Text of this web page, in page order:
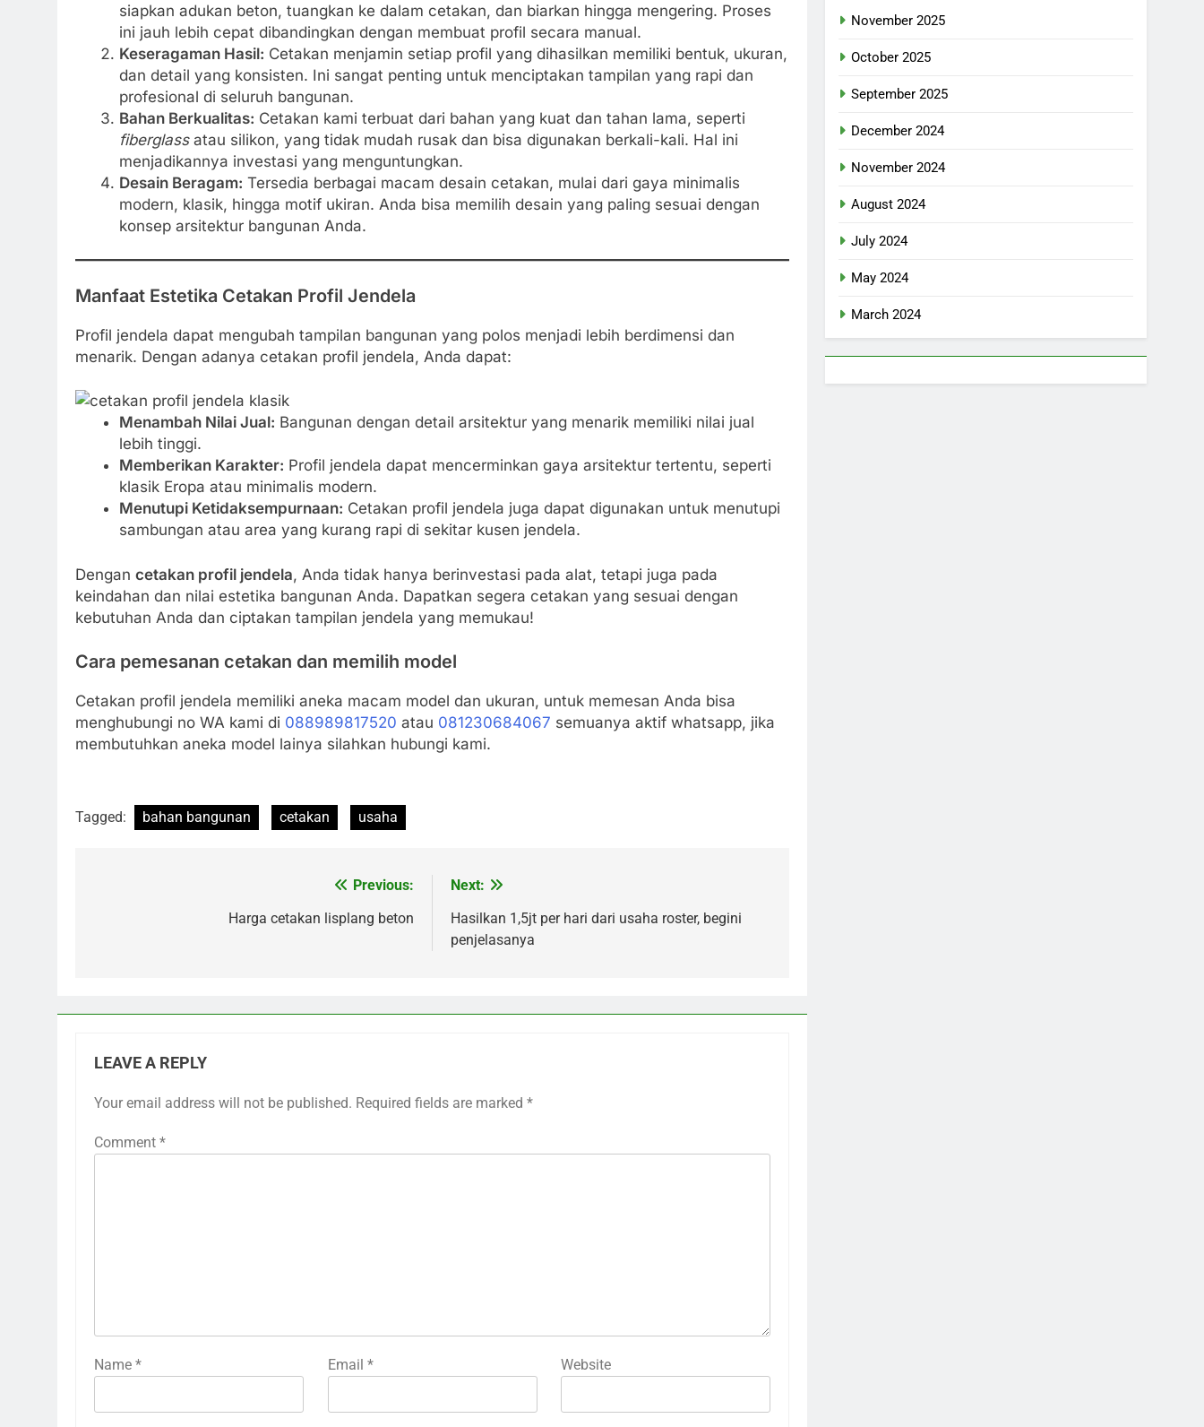
siapkan adukan beton, tuangkan ke dalam cetakan, dan biarkan hingga mengering. Proses
ini jauh lebih cepat dibandingkan dengan membuat profil secara manual.
Keseragaman Hasil: Cetakan menjamin setiap profil yang dihasilkan memiliki bentuk, ukuran,
dan detail yang konsisten. Ini sangat penting untuk menciptakan tampilan yang rapi dan
profesional di seluruh bangunan.
Bahan Berkualitas: Cetakan kami terbuat dari bahan yang kuat dan tahan lama, seperti
fiberglassatau silikon, yang tidak mudah rusak dan bisa digunakan berkali-kali. Hal ini
menjadikannya investasi yang menguntungkan.
Desain Beragam: Tersedia berbagai macam desain cetakan, mulai dari gaya minimalis
modern, klasik, hingga motif ukiran. Anda bisa memilih desain yang paling sesuai dengan
konsep arsitektur bangunan Anda.
Manfaat Estetika Cetakan Profil Jendela
Profil jendela dapat mengubah tampilan bangunan yang polos menjadi lebih berdimensi dan
menarik. Dengan adanya cetakan profil jendela, Anda dapat:
Menambah Nilai Jual: Bangunan dengan detail arsitektur yang menarik memiliki nilai jual
lebih tinggi.
Memberikan Karakter: Profil jendela dapat mencerminkan gaya arsitektur tertentu, seperti
klasik Eropa atau minimalis modern.
Menutupi Ketidaksempurnaan: Cetakan profil jendela juga dapat digunakan untuk menutupi
sambungan atau area yang kurang rapi di sekitar kusen jendela.
Dengan cetakan profil jendela, Anda tidak hanya berinvestasi pada alat, tetapi juga pada
keindahan dan nilai estetika bangunan Anda. Dapatkan segera cetakan yang sesuai dengan
kebutuhan Anda dan ciptakan tampilan jendela yang memukau!
Cara pemesanan cetakan dan memilih model
Cetakan profil jendela memiliki aneka macam model dan ukuran, untuk memesan Anda bisa
menghubungi no WA kami di 088989817520 atau 081230684067 semuanya aktif whatsapp, jika
membutuhkan aneka model lainya silahkan hubungi kami.
Tagged: bahan bangunan cetakan usaha
Previous:
Harga cetakan lisplang beton
Next:
Hasilkan 1,5jt per hari dari usaha roster, begini
penjelasanya
LEAVE A REPLY
Your email address will not be published. Required fields are marked *
Comment *
Name * Email * Website
November 2025
October 2025
September 2025
December 2024
November 2024
August 2024
July 2024
May 2024
March 2024